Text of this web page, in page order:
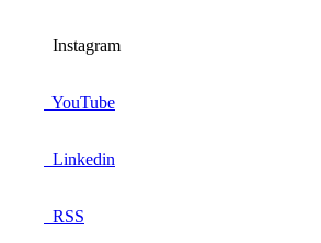
Instagram
YouTube
Linkedin
RSS